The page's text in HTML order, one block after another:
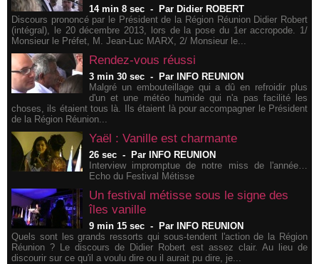
14 min 8 sec-
Par Didier ROBERT
Discours prononcé par le Président de la Région Réunion Didier Robert
(intégral), le 20 décembre 2013, lors de la pose du 1er accropode. 1/
Monsieur le Préfet, M. Jean-Luc MARX, 2/ Monsieur le...
Rendez-vous réussi
3 min 30 sec-
Par INFO REUNION
Malgré un embouteillage qui a dû en refroidir plus
d'un et une météo humide qui n'a pas facilité les
choses, ils étaient tous là. Ils étaient là pour accompagner le Président
de la Région Réunion...
Yaël : Vanille est charmante
26 sec-
Par INFO REUNION
Interview impromptue de notre miss de l'année…
Echo du Festival Métisse
Un festival métisse sous le signe des
îles vanille
9 min 15 sec-
Par INFO REUNION
Quels sont les grands ressorts qui sous-tendent l'action de la Région
Réunion ? Le discours de Didier Robert est assez clair. Au lieu de
discourir sur ce qu'il a voulu dire ou il aurait pu dire, je...